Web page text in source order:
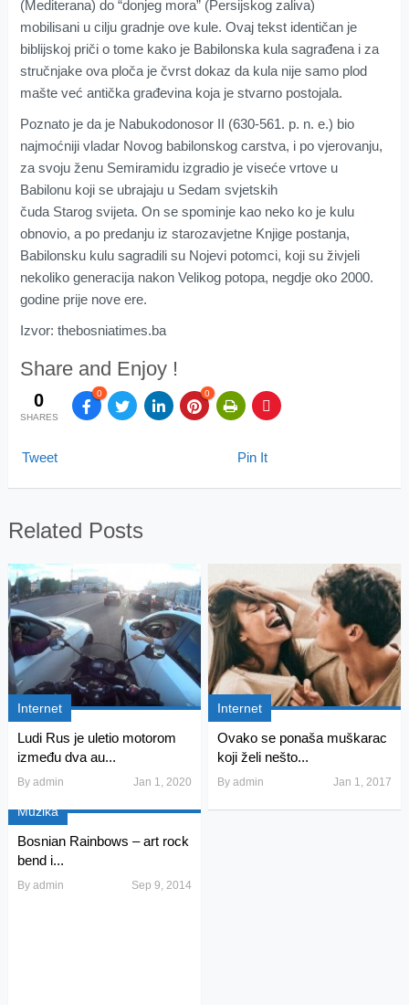
(Mediterana) do “donjeg mora” (Persijskog zaliva)
mobilisani u cilju gradnje ove kule. Ovaj tekst identičan je
biblijskoj priči o tome kako je Babilonska kula sagrađena i za
stručnjake ova ploča je čvrst dokaz da kula nije samo plod
mašte već antička građevina koja je stvarno postojala.
Poznato je da je Nabukodonosor II (630-561. p. n. e.) bio
najmoćniji vladar Novog babilonskog carstva, i po vjerovanju,
za svoju ženu Semiramidu izgradio je viseće vrtove u
Babilonu koji se ubrajaju u Sedam svjetskih
čuda Starog svijeta. On se spominje kao neko ko je kulu
obnovio, a po predanju iz starozavjetne Knjige postanja,
Babilonsku kulu sagradili su Nojevi potomci, koji su živjeli
nekoliko generacija nakon Velikog potopa, negdje oko 2000.
godine prije nove ere.
Izvor: thebosniatimes.ba
Share and Enjoy !
0
SHARES
0 0
Tweet Pin It
Related Posts
Internet
Ludi Rus je uletio motorom
između dva au...
By admin Jan 1, 2020
Internet
Ovako se ponaša muškarac
koji želi nešto...
Byadmin Jan 1, 2017
Muzika
Bosnian Rainbows – art rock
bend i...
By admin Sep 9, 2014